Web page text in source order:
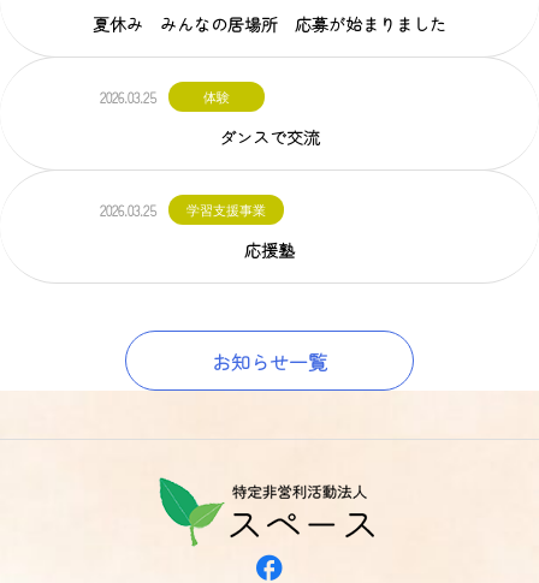
夏休み みんなの居場所 応募が始まりました
2026.03.25 体験
ダンスで交流
2026.03.25 学習支援事業
応援塾
お知らせ一覧